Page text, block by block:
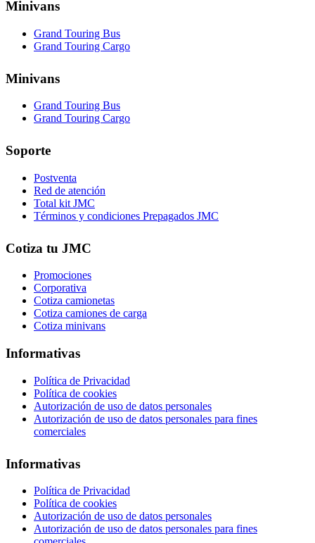
Minivans
Grand Touring Bus
Grand Touring Cargo
Minivans
Grand Touring Bus
Grand Touring Cargo
Soporte
Postventa
Red de atención
Total kit JMC
Términos y condiciones Prepagados JMC
Cotiza tu JMC
Promociones
Corporativa
Cotiza camionetas
Cotiza camiones de carga
Cotiza minivans
Informativas
Política de Privacidad
Política de cookies
Autorización de uso de datos personales
Autorización de uso de datos personales para fines
comerciales
Informativas
Política de Privacidad
Política de cookies
Autorización de uso de datos personales
Autorización de uso de datos personales para fines